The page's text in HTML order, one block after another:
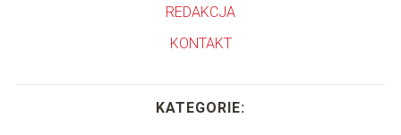
REDAKCJA
KONTAKT
KATEGORIE: